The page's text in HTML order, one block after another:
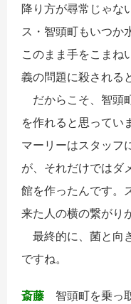
降り方が尋常じゃな
ス・智頭町もいつか
このまま手をこまね
義の問題に殺される
だからこそ、智頭
を作れると思ってい
マーリーはスタッフ
が、それだけではダ
館を作ったんです。
来た人の横の繋がり
最終的に、菌と向
ですね。
斎藤 智頭町を乗っ